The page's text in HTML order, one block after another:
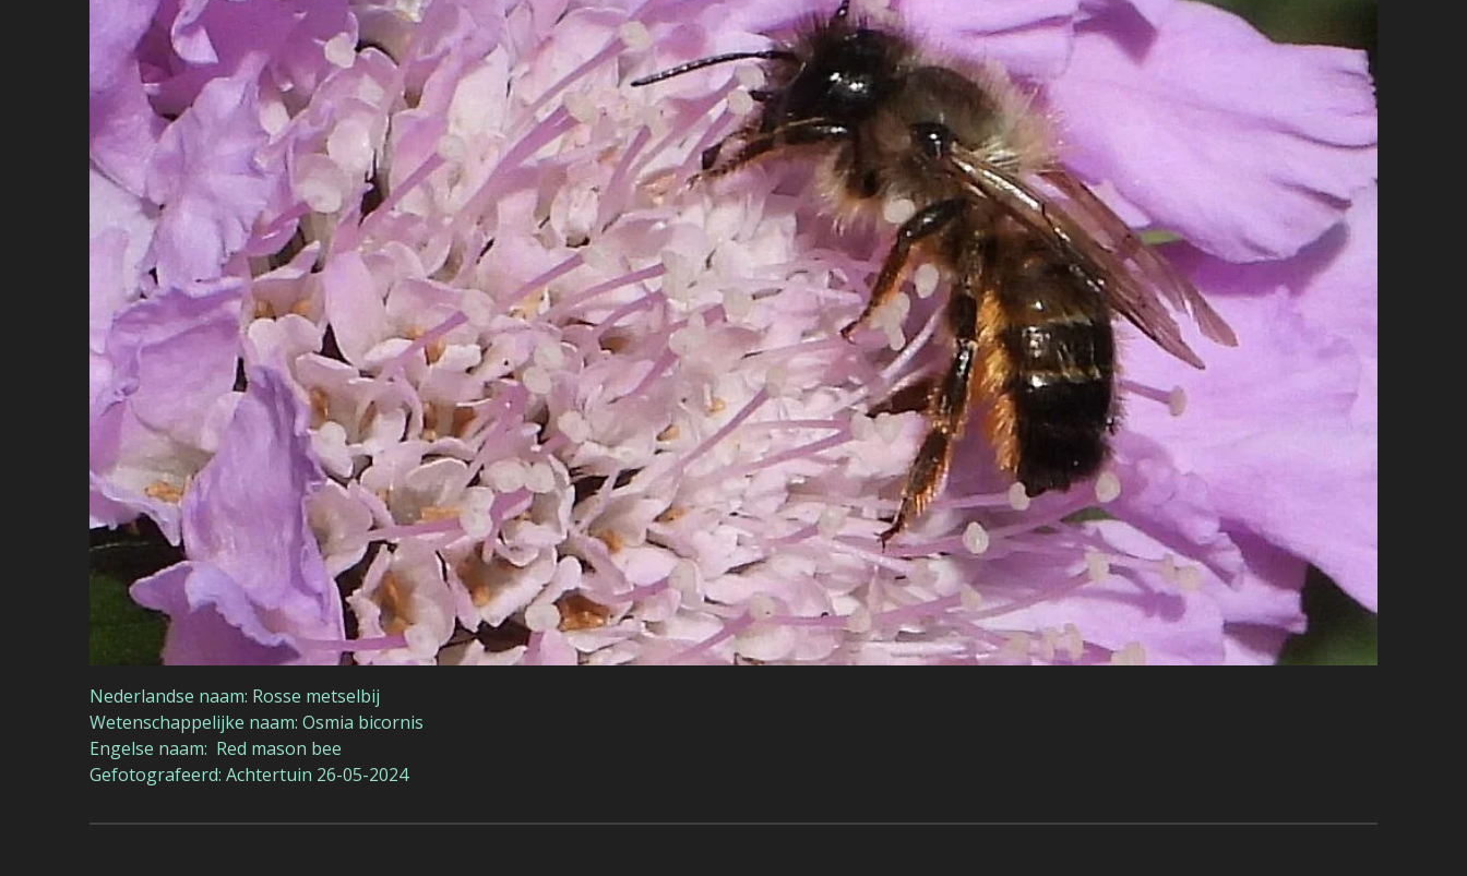
Nederlandse naam: Rosse metselbij
Wetenschappelijke naam: Osmia bicornis
Engelse naam: Red mason bee
Gefotografeerd: Achtertuin 26-05-2024